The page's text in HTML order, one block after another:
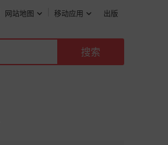
网站地图 移动应用 出版